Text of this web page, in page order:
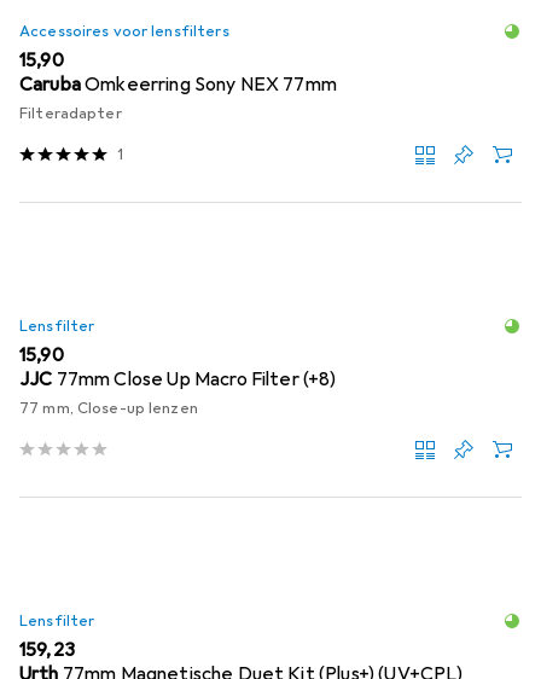
Accessoires voor lensfilters
EUR
15,90
CarubaOmkeerring Sony NEX 77mm
Filteradapter
1
Lensfilter
EUR
15,90
JJC 77mm Close Up Macro Filter (+8)
77 mm, Close-up lenzen
Lensfilter
EUR
159,23